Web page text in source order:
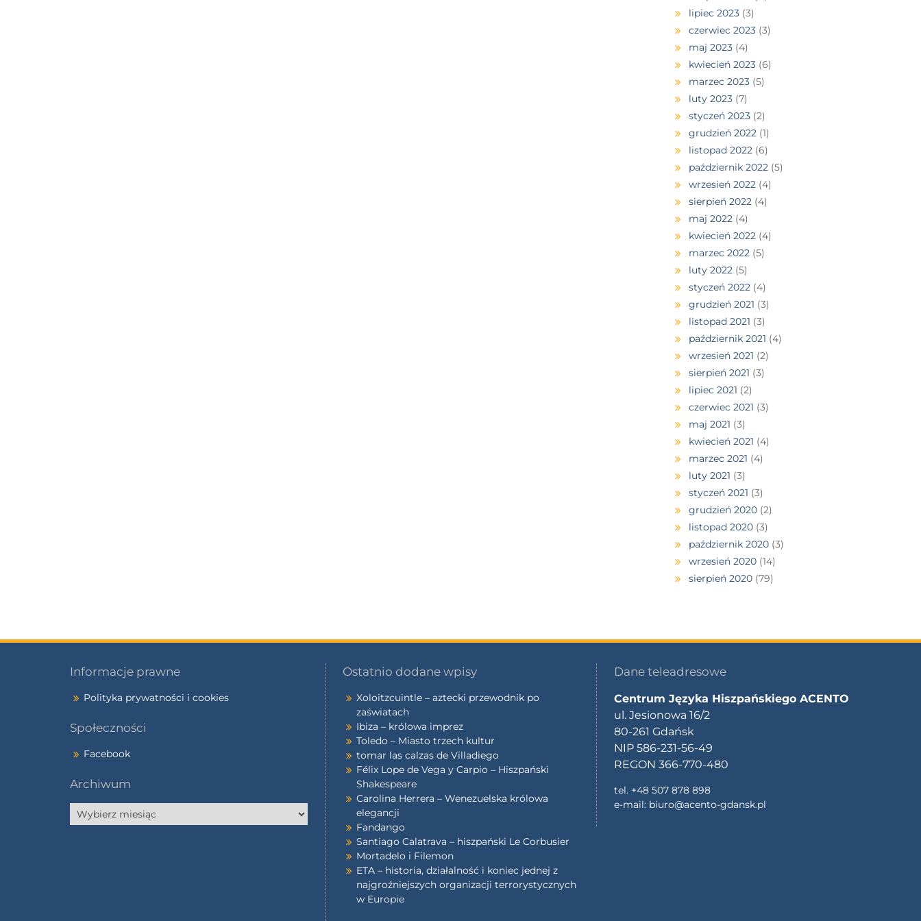
lipiec 2023(3)
czerwiec 2023(3)
maj 2023(4)
kwiecień 2023(6)
marzec 2023(5)
luty 2023(7)
styczeń 2023(2)
grudzień 2022(1)
listopad 2022(6)
październik 2022(5)
wrzesień 2022(4)
sierpień 2022(4)
maj 2022(4)
kwiecień 2022(4)
marzec 2022(5)
luty 2022(5)
styczeń 2022(4)
grudzień 2021 (3)
listopad 2021 (3)
październik 2021 (4)
wrzesień 2021 (2)
sierpień 2021 (3)
lipiec 2021 (2)
czerwiec 2021 (3)
maj 2021 (3)
kwiecień 2021 (4)
marzec 2021 (4)
luty 2021 (3)
styczeń 2021 (3)
grudzień 2020(2)
listopad 2020(3)
październik 2020(3)
wrzesień 2020(14)
sierpień 2020(79)
Informacje prawne
Polityka prywatności i cookies
Społeczności
Facebook
Archiwum
Ostatnio dodane wpisy
Xoloitzcuintle – aztecki przewodnik po
zaświatach
Ibiza – królowa imprez
Toledo – Miasto trzech kultur
tomar las calzas de Villadiego
Félix Lope de Vega y Carpio – Hiszpański
Shakespeare
Carolina Herrera – Wenezuelska królowa
elegancji
Fandango
Santiago Calatrava – hiszpański Le Corbusier
Mortadelo i Filemon
ETA – historia, działalność i koniec jednej z
najgroźniejszych organizacji terrorystycznych
w Europie
Dane teleadresowe
Centrum Języka Hiszpańskiego ACENTO
ul. Jesionowa 16/2
80-261 Gdańsk
NIP 586-231-56-49
REGON 366-770-480
tel. +48 507 878 898
e-mail: biuro@acento-gdansk.pl